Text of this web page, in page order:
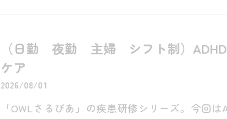
（日勤 夜勤 主婦 シフト制）
ケア
2026/08/01
「OWLさるびあ」の疾患研修シリーズ。今回